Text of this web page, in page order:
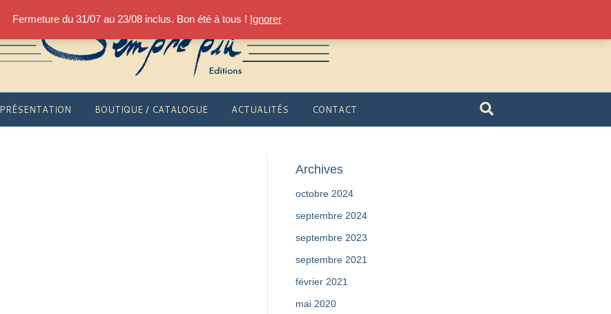
Fermeture du 31/07 au 23/08 inclus. Bon été à tous ! Ignorer
PRÉSENTATION BOUTIQUE / CATALOGUE ACTUALITÉS CONTACT
Archives
octobre 2024
septembre 2024
septembre 2023
septembre 2021
février 2021
mai 2020